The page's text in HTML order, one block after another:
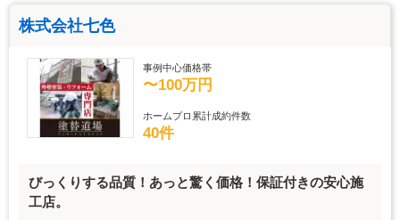
株式会社七色
事例中心価格帯
〜100万円
ホームプロ累計成約件数
40件
びっくりする品質！あっと驚く価格！保証付きの安心施
工店。